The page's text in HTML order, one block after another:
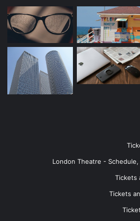
London Theatre -
Tickets
Tickets